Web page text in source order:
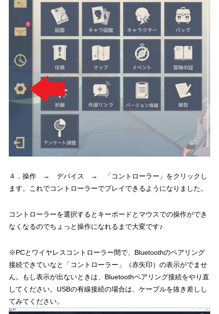
４．操作 → デバイス → 「コントローラー」をクリックし
ます。これでコントローラーでプレイできるようになりました。
コントローラーを選択するとキーボードとマウスでの操作ができ
なくなるのでちょっと操作になれるまで大変です♪
※PCとワイヤレスコントローラー間で、Bluetoothのペアリング
接続できていなと「コントローラー」（赤矢印）の表示がでませ
ん。もし表示が出ないときは、Bluetoothペアリング接続をやり直
してください。USBの有線接続の場合は、ケーブルを抜き差しし
てみてください。